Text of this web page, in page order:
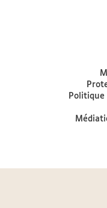
Politique